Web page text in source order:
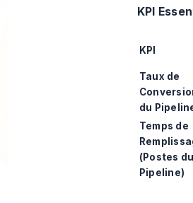
KPI
KPI
Taux de
du
Temps de
(Postes du
Pipeline)